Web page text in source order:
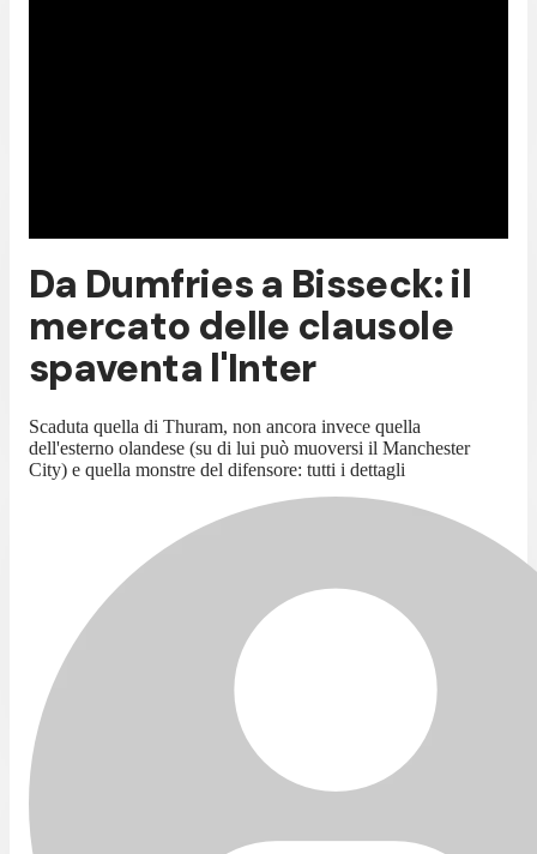
Da Dumfries a Bisseck: il
mercato delle clausole
spaventa l'Inter
Scaduta quella di Thuram, non ancora invece quella
dell'esterno olandese (su di lui può muoversi il Manchester
City) e quella monstre del difensore: tutti i dettagli